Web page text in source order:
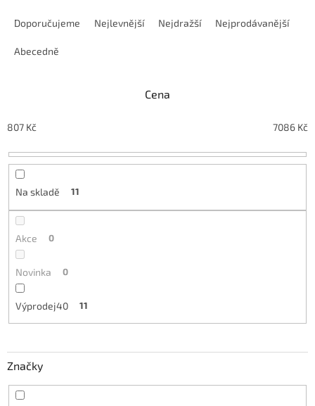
o
u
ů
Doporučujeme Nejlevnější Nejdražší Nejprodávanější
Abecedně
Cena
807 Kč 7086 Kč
Na skladě 11
Akce 0
Novinka 0
Výprodej40 11
Značky